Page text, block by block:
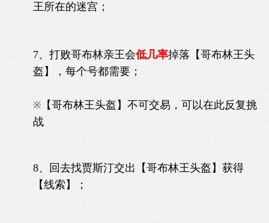
王所在的迷宫；
7、打败哥布林亲王会低几率掉落【哥布林王头
盔】，每个号都需要；
※ 【哥布林王头盔】不可交易，可以在此反复挑
战
8、回去找贾斯汀交出【哥布林王头盔】获得
【线索】；